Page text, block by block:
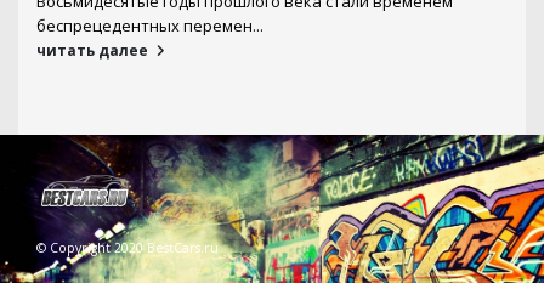
беспрецедентных перемен...
читать далее
© Copyright 2020 BestCars.ru